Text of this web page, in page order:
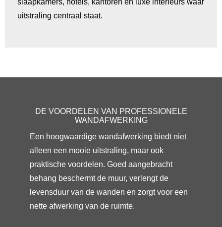
uitstraling centraal staat.
DE VOORDELEN VAN PROFESSIONELE
WANDAFWERKING
Een hoogwaardige wandafwerking biedt niet
alleen een mooie uitstraling, maar ook
praktische voordelen. Goed aangebracht
behang beschermt de muur, verlengt de
levensduur van de wanden en zorgt voor een
nette afwerking van de ruimte.